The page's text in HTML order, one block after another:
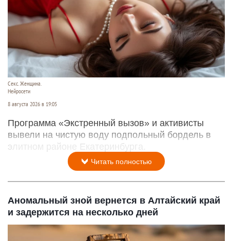
Секс. Женщина.
Нейросети
8 августа 2026 в 19:05
Программа «Экстренный вызов» и активисты
вывели на чистую воду подпольный бордель в
элитном районе Екатеринбурга.
Читать полностью
Аномальный зной вернется в Алтайский край
и задержится на несколько дней